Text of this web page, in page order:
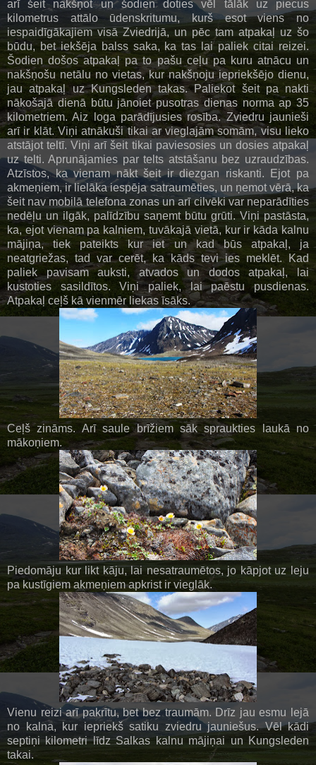
arī šeit nakšņot un šodien doties vēl tālāk uz piecus
kilometrus attālo ūdenskritumu, kurš esot viens no
iespaidīgākajiem visā Zviedrijā, un pēc tam atpakaļ uz šo
būdu, bet iekšēja balss saka, ka tas lai paliek citai reizei.
Šodien došos atpakaļ pa to pašu ceļu pa kuru atnācu un
nakšņošu netālu no vietas, kur nakšņoju iepriekšējo dienu,
jau atpakaļ uz Kungsleden takas. Paliekot šeit pa nakti
nākošajā dienā būtu jānoiet pusotras dienas norma ap 35
kilometriem. Aiz loga parādījusies rosība. Zviedru jaunieši
arī ir klāt. Viņi atnākuši tikai ar vieglajām somām, visu lieko
atstājot teltī. Viņi arī šeit tikai paviesosies un dosies atpakaļ
uz telti. Aprunājamies par telts atstāšanu bez uzraudzības.
Atzīstos, ka vienam nākt šeit ir diezgan riskanti. Ejot pa
akmeņiem, ir lielāka iespēja satraumēties, un ņemot vērā, ka
šeit nav mobilā telefona zonas un arī cilvēki var neparādīties
nedēļu un ilgāk, palīdzību saņemt būtu grūti. Viņi pastāsta,
ka, ejot vienam pa kalniem, tuvākajā vietā, kur ir kāda kalnu
mājiņa, tiek pateikts kur iet un kad būs atpakaļ, ja
neatgriežas, tad var cerēt, ka kāds tevi ies meklēt. Kad
paliek pavisam auksti, atvados un dodos atpakaļ, lai
kustoties sasildītos. Viņi paliek, lai paēstu pusdienas.
Atpakaļ ceļš kā vienmēr liekas īsāks.
Ceļš zināms. Arī saule brīžiem sāk spraukties laukā no
mākoņiem.
Piedomāju kur likt kāju, lai nesatraumētos, jo kāpjot uz leju
pa kustīgiem akmeņiem apkrist ir vieglāk.
Vienu reizi arī pakrītu, bet bez traumām. Drīz jau esmu lejā
no kalna, kur iepriekš satiku zviedru jauniešus. Vēl kādi
septiņi kilometri līdz Salkas kalnu mājiņai un Kungsleden
takai.